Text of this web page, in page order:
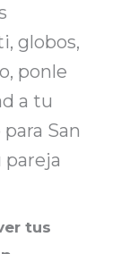
globos,
ponle
a tu
San
pareja
tus